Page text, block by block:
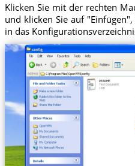
Klicken Sie mit der rechten
und klicken Sie auf
in das